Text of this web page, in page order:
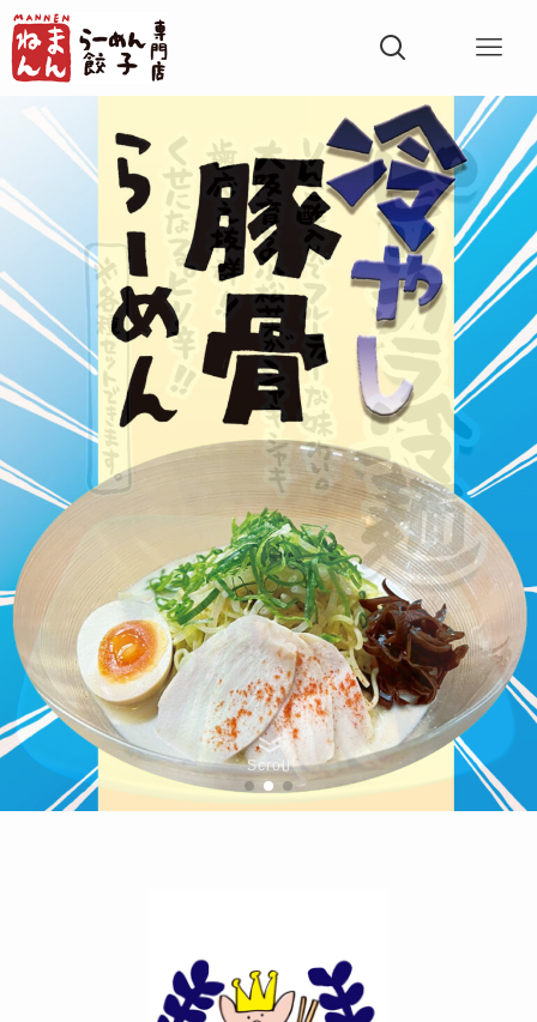
Scroll